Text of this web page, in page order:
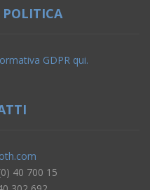
POLITICA
GDPR qui.
40 700 15